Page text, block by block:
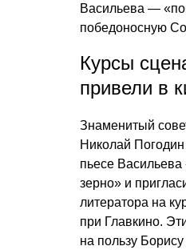
Васильева —
победоносную
Курсы
привели в
Знаменитый
Николай
пьесе
зерно» и
литератора на
при Главкино.
на пользу